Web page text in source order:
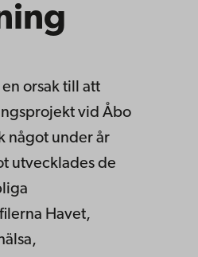
orsak till att
vid Åbo
något under år
utvecklades de
Havet,